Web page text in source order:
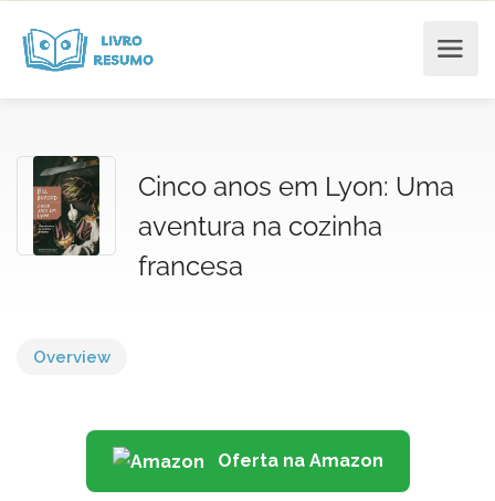
Cinco anos em Lyon: Uma
aventura na cozinha
francesa
Overview
Oferta na Amazon